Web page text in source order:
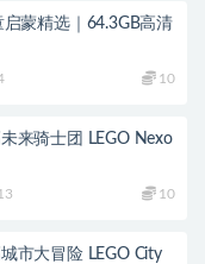
蒙精选｜64.3GB高清
10
来骑士团 LEGO Nexo
10
市大冒险 LEGO City